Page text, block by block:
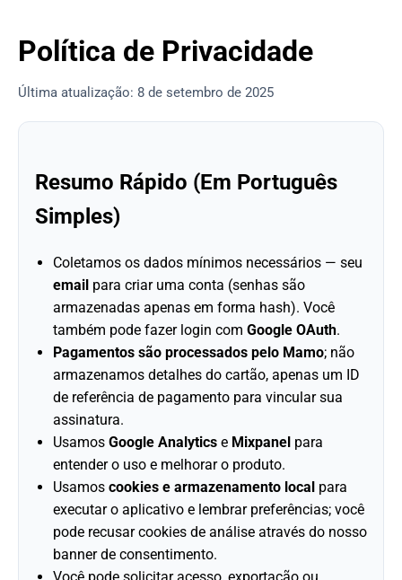
Política de Privacidade
Última atualização: 8 de setembro de 2025
Resumo Rápido (Em Português
Simples)
Coletamos os dados mínimos necessários — seu
email para criar uma conta (senhas são
armazenadas apenas em forma hash). Você
também pode fazer login com Google OAuth.
Pagamentos são processados pelo Mamo; não
armazenamos detalhes do cartão, apenas um ID
de referência de pagamento para vincular sua
assinatura.
Usamos Google Analytics e Mixpanel para
entender o uso e melhorar o produto.
Usamos cookies e armazenamento local para
executar o aplicativo e lembrar preferências; você
pode recusar cookies de análise através do nosso
banner de consentimento.